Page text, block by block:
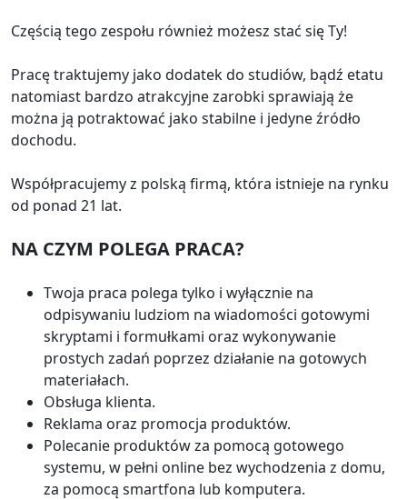
Częścią tego zespołu również możesz stać się Ty!
Pracę traktujemy jako dodatek do studiów, bądź etatu
natomiast bardzo atrakcyjne zarobki sprawiają że
można ją potraktować jako stabilne i jedyne źródło
dochodu.
Współpracujemy z polską firmą, która istnieje na rynku
od ponad 21 lat.
NA CZYM POLEGA PRACA?
Twoja praca polega tylko i wyłącznie na
odpisywaniu ludziom na wiadomości gotowymi
skryptami i formułkami oraz wykonywanie
prostych zadań poprzez działanie na gotowych
materiałach.
Obsługa klienta.
Reklama oraz promocja produktów.
Polecanie produktów za pomocą gotowego
systemu, w pełni online bez wychodzenia z domu,
za pomocą smartfona lub komputera.